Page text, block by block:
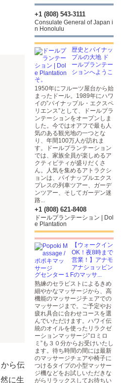
ら伝
に生
+1 (808) 543-3111
Consulate General of Japan i
n Honolulu
歴史とパイナッ
プルの大地 ド
ールプランテー
ションへようこ
そ。
1950年にフルーツ屋台から始
まったドール。1989年にハワ
イの”パイナップル・エクスペ
リエンス”として、ドールプラ
ンテーションをオープンしま
した。今ではオアフで最も人
気のある観光地の一つとな
り、年間100万人が訪れま
す。ドールプランテーション
では、家族全員が楽しめるア
クティビティが盛りだくさ
ん。人気を集めるアトラクシ
ョンは、パイナップルエクス
プレスの列車ツアー、ガーデ
ンツアー、そしてガーデン迷
路...
+1 (808) 621-8408
ドールプランテーション | Dol
e Plantation
【ウォークイン
OK！夜8時まで
営業！】アナモ
アナショッピン
グセンター１Fのマッサ...
熟練のセラピストによるきめ
細やかなマッサージから、高
機能のマッサージチェアでの
マッサージまで。ご予定やお
疲れ具合に合わせコースを選
んでいただけます。ハワイ伝
統のオイルを使ったリラクゼ
ーションマッサージ”ロミロ
ミ”も３０分からお受けいたし
ます。待ち時間の間には最新
のマッサージチェアや椅子に
つけるタイプの小型マッサー
ジ機などをお試しいただきな
がらリラックスしてお待ちい